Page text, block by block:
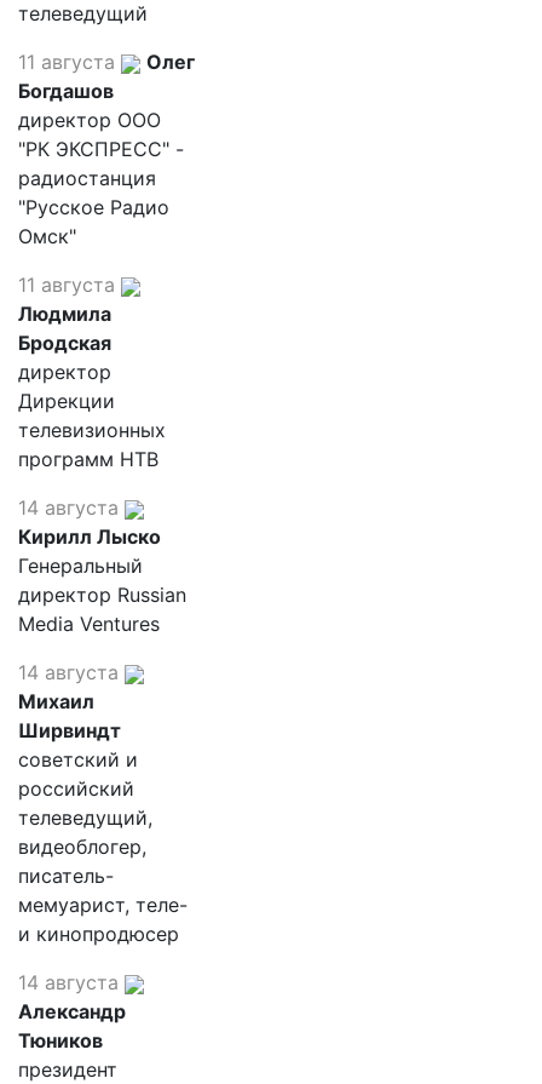
телеведущий
11 августа
Олег
Богдашов
директор ООО
"РК ЭКСПРЕСС" -
радиостанция
"Русское Радио
Омск"
11 августа
Людмила
Бродская
директор
Дирекции
телевизионных
программ НТВ
14 августа
Кирилл Лыско
Генеральный
директор Russian
Media Ventures
14 августа
Михаил
Ширвиндт
советский и
российский
телеведущий,
видеоблогер,
писатель-
мемуарист, теле-
и кинопродюсер
14 августа
Александр
Тюников
президент